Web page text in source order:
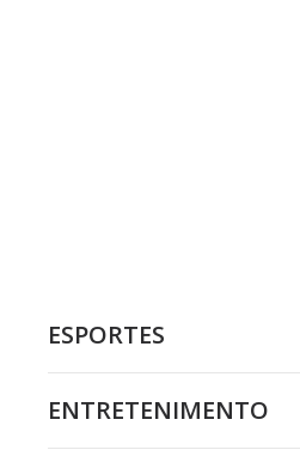
ESPORTES
ENTRETENIMENTO